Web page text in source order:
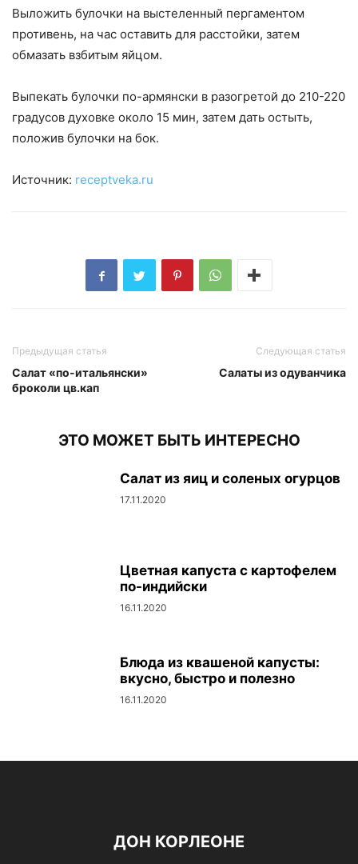
Выложить булочки на выстеленный пергаментом
противень, на час оставить для расстойки, затем
обмазать взбитым яйцом.
Выпекать булочки по-армянски в разогретой до 210-220
градусов духовке около 15 мин, затем дать остыть,
положив булочки на бок.
Источник: receptveka.ru
Предыдущая статья
Салат «по-итальянски»
броколи цв.кап
Следующая статья
Салаты из одуванчика
ЭТО МОЖЕТ БЫТЬ ИНТЕРЕСНО
Салат из яиц и соленых огурцов
17.11.2020
Цветная капуста с картофелем
по-индийски
16.11.2020
Блюда из квашеной капусты:
вкусно, быстро и полезно
16.11.2020
ДОН КОРЛЕОНЕ